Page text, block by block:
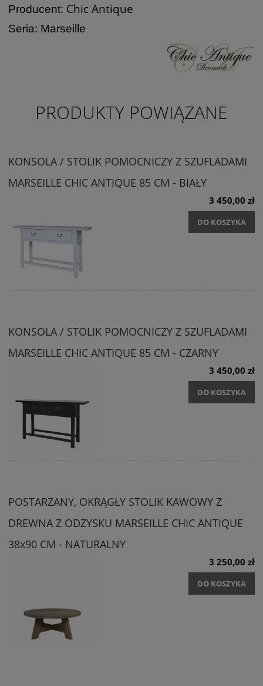
Producent: Chic Antique
Seria: Marseille
PRODUKTY POWIĄZANE
KONSOLA / STOLIK POMOCNICZY Z SZUFLADAMI
MARSEILLE CHIC ANTIQUE 85 CM - BIAŁY
3 450,00 zł
DO KOSZYKA
KONSOLA / STOLIK POMOCNICZY Z SZUFLADAMI
MARSEILLE CHIC ANTIQUE 85 CM - CZARNY
3 450,00 zł
DO KOSZYKA
POSTARZANY, OKRĄGŁY STOLIK KAWOWY Z
DREWNA Z ODZYSKU MARSEILLE CHIC ANTIQUE
38x90 CM - NATURALNY
3 250,00 zł
DO KOSZYKA